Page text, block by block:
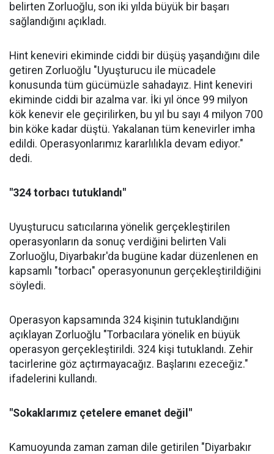
belirten Zorluoğlu, son iki yılda büyük bir başarı
sağlandığını açıkladı.
Hint keneviri ekiminde ciddi bir düşüş yaşandığını dile
getiren Zorluoğlu "Uyuşturucu ile mücadele
konusunda tüm gücümüzle sahadayız. Hint keneviri
ekiminde ciddi bir azalma var. İki yıl önce 99 milyon
kök kenevir ele geçirilirken, bu yıl bu sayı 4 milyon 700
bin köke kadar düştü. Yakalanan tüm kenevirler imha
edildi. Operasyonlarımız kararlılıkla devam ediyor."
dedi.
"324 torbacı tutuklandı"
Uyuşturucu satıcılarına yönelik gerçekleştirilen
operasyonların da sonuç verdiğini belirten Vali
Zorluoğlu, Diyarbakır'da bugüne kadar düzenlenen en
kapsamlı "torbacı" operasyonunun gerçekleştirildiğini
söyledi.
Operasyon kapsamında 324 kişinin tutuklandığını
açıklayan Zorluoğlu "Torbacılara yönelik en büyük
operasyon gerçekleştirildi. 324 kişi tutuklandı. Zehir
tacirlerine göz açtırmayacağız. Başlarını ezeceğiz."
ifadelerini kullandı.
"Sokaklarımız çetelere emanet değil"
Kamuoyunda zaman zaman dile getirilen "Diyarbakır